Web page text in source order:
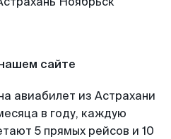
сайте
авиабилет из Астрахани
в году, каждую
5 прямых рейсов и 10